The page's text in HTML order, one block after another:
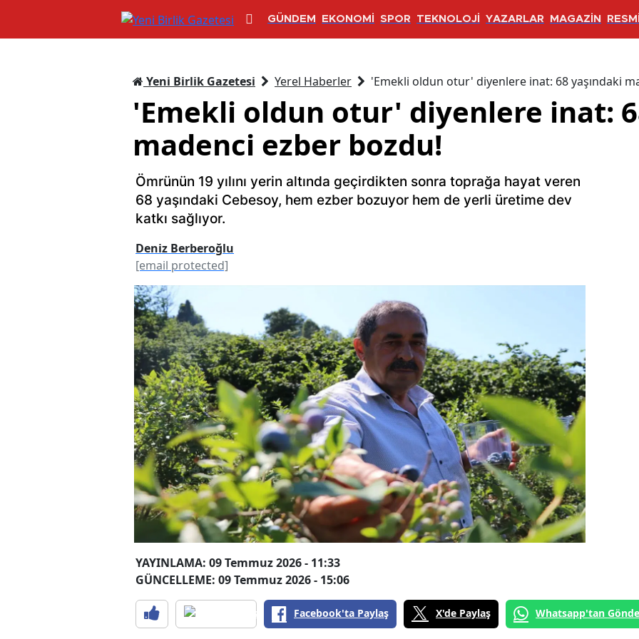
GÜNDEM EKONOMİ SPOR TEKNOLOJİ YAZARLAR MAGAZİN
Yeni Birlik Gazetesi Yerel Haberler 'Emekli oldun otur' diyenlere inat: 68 yaşındaki
'Emekli oldun otur' diyenlere inat:
madenci ezber bozdu!
Ömrünün 19 yılını yerin altında geçirdikten sonra toprağa hayat veren
68 yaşındaki Cebesoy, hem ezber bozuyor hem de yerli üretime dev
katkı sağlıyor.
Deniz Berberoğlu
[email protected]
YAYINLAMA: 09 Temmuz 2026 - 11:33
GÜNCELLEME: 09 Temmuz 2026 - 15:06
Facebook'ta Paylaş X'de Paylaş Whatsapp'tan